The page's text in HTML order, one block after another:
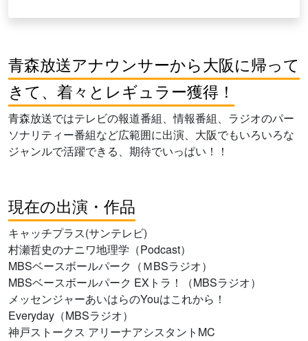
青森放送アナウンサーから大阪に帰って
きて、着々とレギュラー獲得！
青森放送ではテレビの報道番組、情報番組、ラジオのパー
ソナリティー番組など広範囲に出演、大阪でもいろいろな
ジャンルで活躍できる、期待でいっぱい！！
現在の出演・作品
キャッチプラス(サンテレビ)
村瀬哲史のナニワ地理学（Podcast）
MBSベースボールパーク（ＭBSラジオ）
MBSベースボールパーク EXトラ！（MBSラジオ）
メッセンジャーあいはらのYouはこれから！
Everyday（MBSラジオ）
神戸ストークス アリーナアシスタントMC